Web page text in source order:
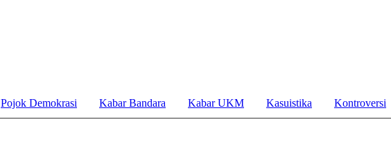
Pojok Demokrasi Kabar Bandara Kabar UKM Kasuistika Kontroversi